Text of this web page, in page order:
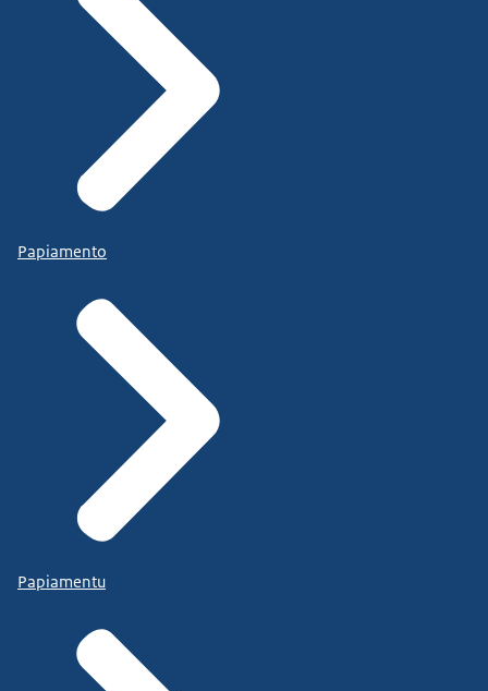
Papiamento
Papiamentu